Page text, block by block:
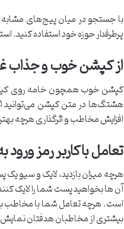
پرطرفدار حوزه خود استفاده کنید.
از کپشن خوب و جذاب
کپشن خوب همچون خامه روی کیک
هشتگ‌ها در متن کپشن می‌توانید
افزایش مخاطب و اثرگذاری هرچه
تعامل با کاربر رمز
هرچه میزان بازدید، لایک و سیو
آن ها بخواهید پست شما را لایک
است. هرچه تعامل شما با مخاطب
بیشتری از مخاطبان هدفتان